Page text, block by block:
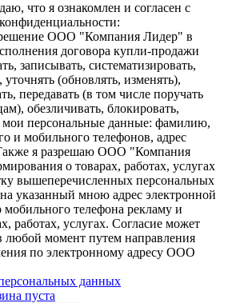
что я ознакомлен и согласен с
ООО "Компания Лидер" в
договора купли-продажи
записывать, систематизировать,
(обновлять, изменять),
передавать (в том числе поручать
обезличивать, блокировать,
мои персональные данные: фамилию,
и мобильного телефонов, адрес
я разрешаю ООО "Компания
о товарах, работах, услугах
вышеперечисленных персональных
указанный мною адрес электронной
телефона рекламу и
работах, услугах. Согласие может
любой момент путем направления
по электронному адресу ООО
данных
пуста